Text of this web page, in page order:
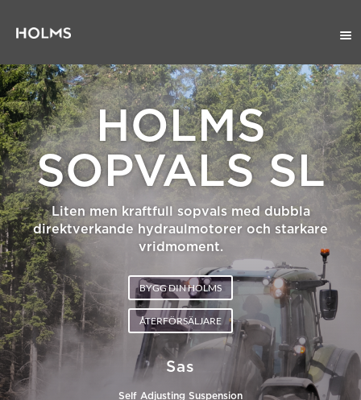
HOLMS
SOPVALS SL
Liten men kraftfull sopvals med dubbla
direktverkande hydraulmotorer och starkare
vridmoment.
BYGG DIN HOLMS
ÅTERFÖRSÄLJARE
Sas
Self Adjusting Suspension